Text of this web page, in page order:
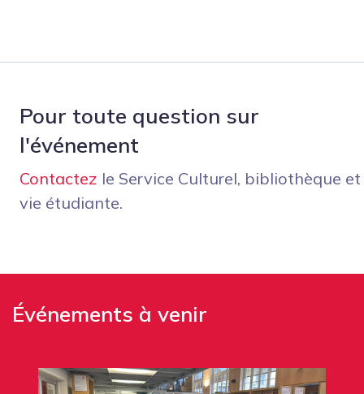
Pour toute question sur
l'événement
Contactez le Service Culturel, bibliothèque et
vie étudiante.
Événements à venir